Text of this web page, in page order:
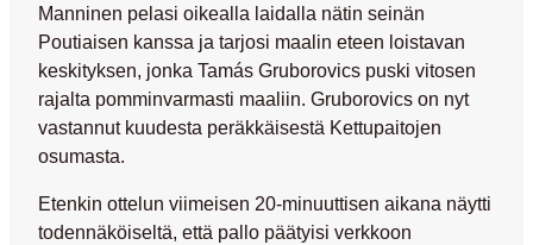
Manninen pelasi oikealla laidalla nätin seinän
Poutiaisen kanssa ja tarjosi maalin eteen loistavan
keskityksen, jonka Tamás Gruborovics puski vitosen
rajalta pomminvarmasti maaliin. Gruborovics on nyt
vastannut kuudesta peräkkäisestä Kettupaitojen
osumasta.
Etenkin ottelun viimeisen 20-minuuttisen aikana näytti
todennäköiseltä, että pallo päätyisi verkkoon